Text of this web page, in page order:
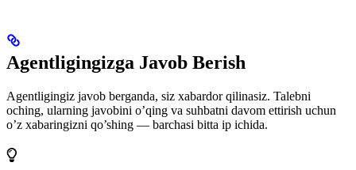
Agentligingizga Javob Berish
Agentligingiz javob berganda, siz xabardor qilinasiz. Talebni
oching, ularning javobini o’qing va suhbatni davom ettirish uchun
o’z xabaringizni qo’shing — barchasi bitta ip ichida.